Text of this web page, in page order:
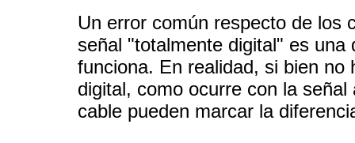
Un error común respecto de los
señal "totalmente digital" es
funciona. En realidad, si bien no
digital, como ocurre con la
cable pueden marcar la